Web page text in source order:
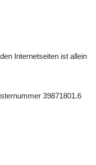
Internetseiten ist allein
39871801.6